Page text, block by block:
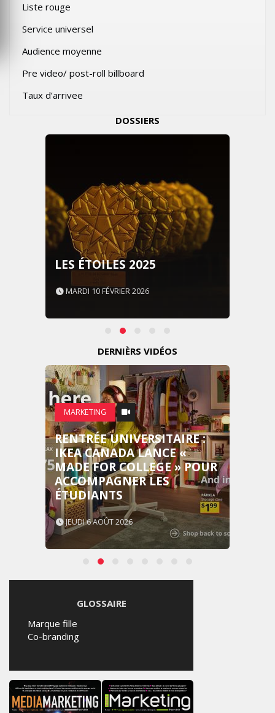
Liste rouge
Service universel
Audience moyenne
Pre video/ post-roll billboard
Taux d’arrivee
DOSSIERS
LES ÉTOILES 2025
MARDI 10 FÉVRIER 2026
DERNIÈRS VIDÉOS
MARKETING
RENTRÉE UNIVERSITAIRE :
IKEA CANADA LANCE «
MADE FOR COLLEGE » POUR
ACCOMPAGNER LES
ÉTUDIANTS
JEUDI 6 AOÛT 2026
GLOSSAIRE
Marque fille
Co-branding